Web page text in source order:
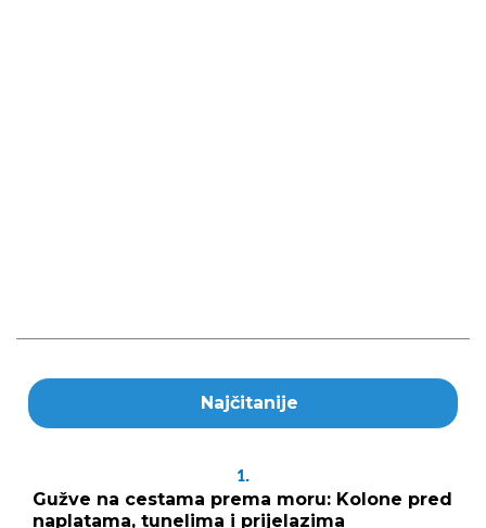
Najčitanije
1.
Gužve na cestama prema moru: Kolone pred
naplatama, tunelima i prijelazima